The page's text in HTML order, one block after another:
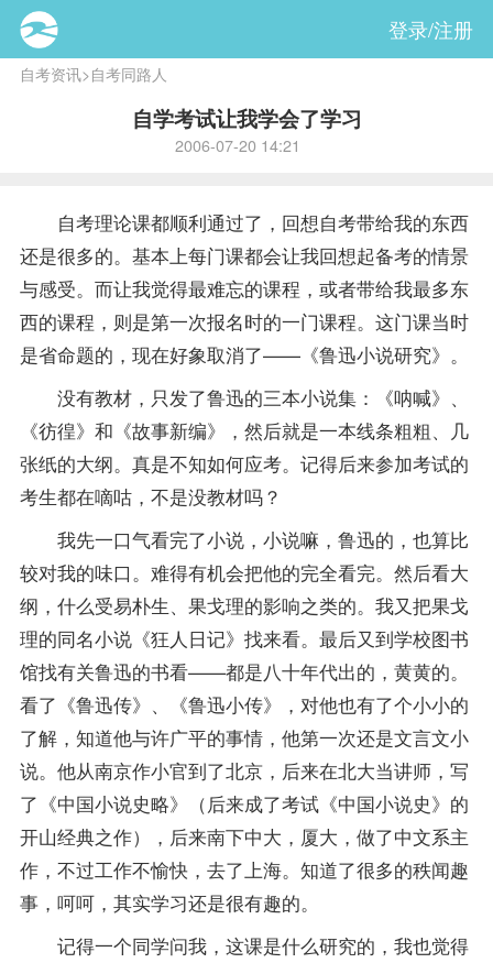
登录/注册
自考资讯>自考同路人
自学考试让我学会了学习
2006-07-20 14:21
自考理论课都顺利通过了，回想自考带给我的东西
还是很多的。基本上每门课都会让我回想起备考的情景
与感受。而让我觉得最难忘的课程 ，或者带给我最多东
西的课程，则是第一次报名时的一门课程。这门课当时
是省命题的，现在好象取消了——《鲁迅小说研究》。
没有教材，只发了鲁迅的三本小说集：《呐喊》、
《彷徨》和《故事新编》，然后就是一本线条粗粗、几
张纸的大纲。真是不知如何应考。记得后来参加考试的
考生都在嘀咕，不是没教材吗？
我先一口气看完了小说，小说嘛，鲁迅的，也算比
较对我的味口。难得有机会把他的完全看完。然后看大
纲，什么受易朴生、果戈理的影响之类的。我又把果戈
理的同名小说《狂人日记》找来看。最后又到学校图书
馆找有关鲁迅的书看——都是八十年代出的，黄黄的。
看了《鲁迅传》、《鲁迅小传》，对他也有了个小小的
了解，知道他与许广平的事情，他第一次还是文言文小
说。他从南京作小官到了北京，后来在北大当讲师，写
了《中国小说史略》（后来成了考试《中国小说史》的
开山经典之作），后来南下中大，厦大，做了中文系主
作，不过工作不愉快，去了上海。知道了很多的秩闻趣
事，呵呵，其实学习还是很有趣的。
记得一个同学问我，这课是什么研究的，我也觉得